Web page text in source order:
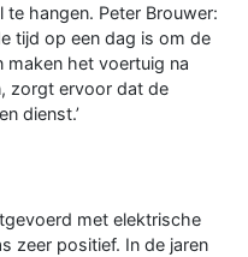
hangen. Peter Brouwer:
tijd op een dag is om de
maken het voertuig na
zorgt ervoor dat de
dienst.’
met elektrische
zeer positief. In de jaren